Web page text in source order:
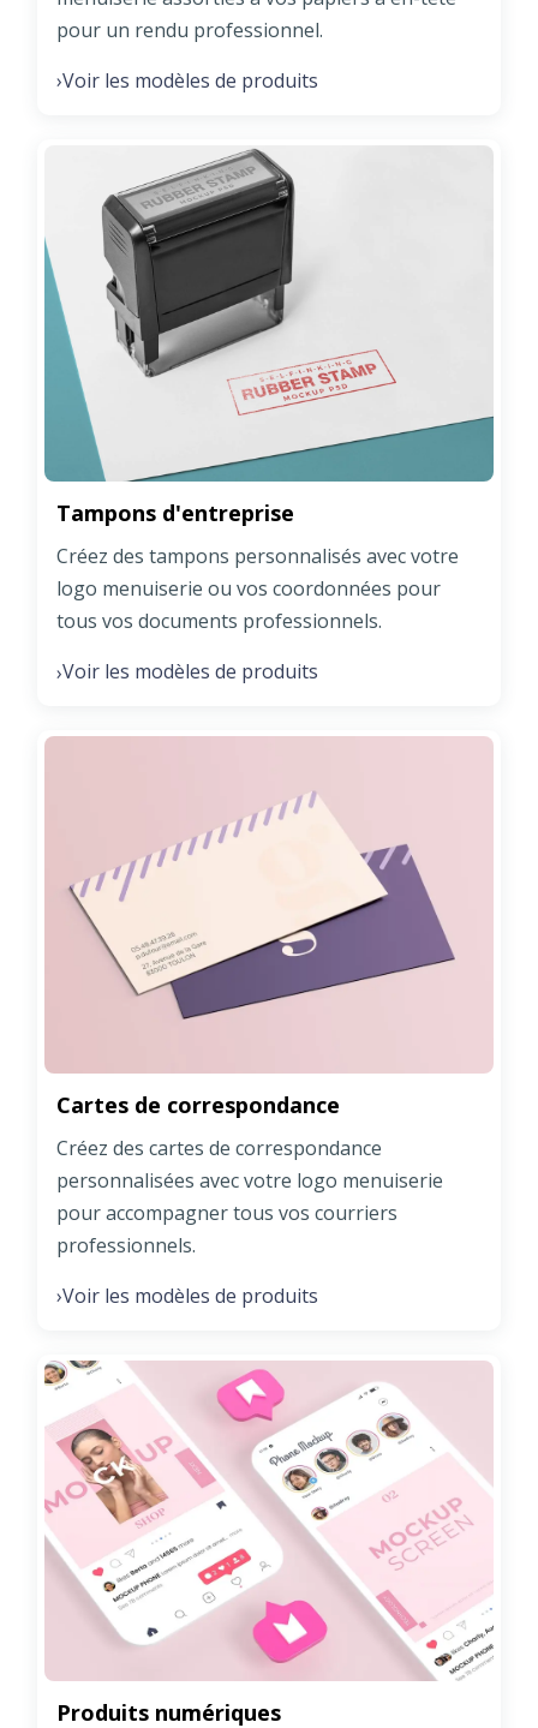
pour un rendu professionnel.
›Voir les modèles de produits
Tampons d'entreprise
Créez des tampons personnalisés avec votre
logo menuiserie ou vos coordonnées pour
tous vos documents professionnels.
›Voir les modèles de produits
Cartes de correspondance
Créez des cartes de correspondance
personnalisées avec votre logo menuiserie
pour accompagner tous vos courriers
professionnels.
›Voir les modèles de produits
Produits numériques